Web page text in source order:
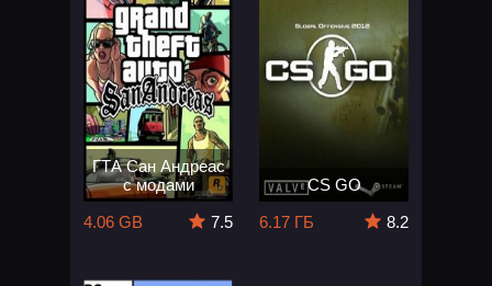
ГТА Сан Андреас
с модами
4.06 GB
7.5
CS GO
6.17 ГБ
8.2